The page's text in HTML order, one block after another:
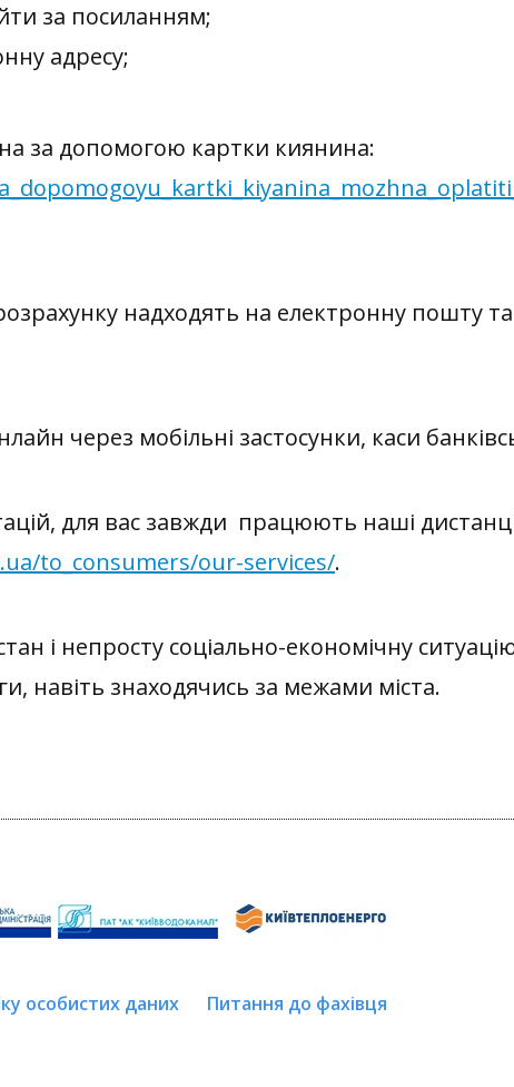
за посиланням;
адресу;
за допомогою картки киянина:
надходять на електронну пошту
через мобільні застосунки, каси
для вас завжди працюють наші
to_consumers/our-services/.
і непросту соціально-економічну
навіть знаходячись за межами міста.
особистих даних Питання до фахівця